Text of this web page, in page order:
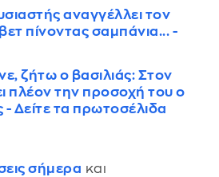
αναγγέλλει τον
πίνοντας σαμπάνια... -
ζήτω ο βασιλιάς: Στον
πλέον την προσοχή του ο
- Δείτε τα πρωτοσέλιδα
σήμερα και